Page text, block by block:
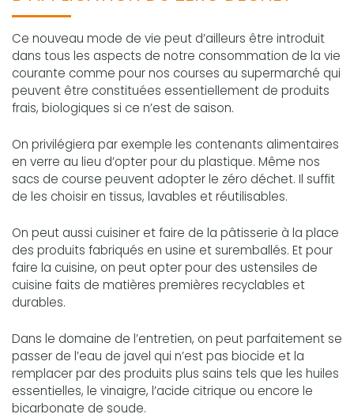
Ce nouveau mode de vie peut d’ailleurs être introduit
dans tous les aspects de notre consommation de la vie
courante comme pour nos courses au supermarché qui
peuvent être constituées essentiellement de produits
frais, biologiques si ce n’est de saison.
On privilégiera par exemple les contenants alimentaires
en verre au lieu d’opter pour du plastique. Même nos
sacs de course peuvent adopter le zéro déchet. Il suffit
de les choisir en tissus, lavables et réutilisables.
On peut aussi cuisiner et faire de la pâtisserie à la place
des produits fabriqués en usine et suremballés. Et pour
faire la cuisine, on peut opter pour des ustensiles de
cuisine faits de matières premières recyclables et
durables.
Dans le domaine de l’entretien, on peut parfaitement se
passer de l’eau de javel qui n’est pas biocide et la
remplacer par des produits plus sains tels que les huiles
essentielles, le vinaigre, l’acide citrique ou encore le
bicarbonate de soude.